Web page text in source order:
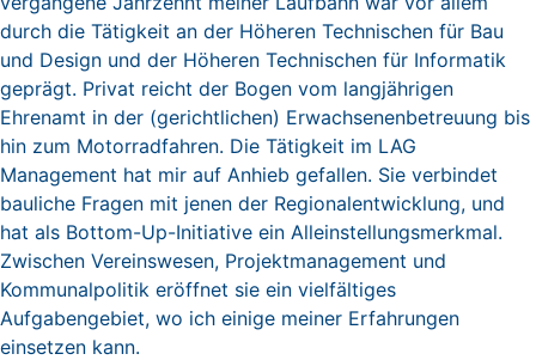
durch die Tätigkeit an der Höheren Technischen für Bau
und Design und der Höheren Technischen für Informatik
geprägt. Privat reicht der Bogen vom langjährigen
Ehrenamt in der (gerichtlichen) Erwachsenenbetreuung bis
hin zum Motorradfahren. Die Tätigkeit im LAG
Management hat mir auf Anhieb gefallen. Sie verbindet
bauliche Fragen mit jenen der Regionalentwicklung, und
hat als Bottom-Up-Initiative ein Alleinstellungsmerkmal.
Zwischen Vereinswesen, Projektmanagement und
Kommunalpolitik eröffnet sie ein vielfältiges
Aufgabengebiet, wo ich einige meiner Erfahrungen
einsetzen kann.